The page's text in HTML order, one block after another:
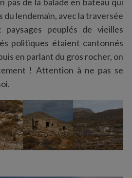
du lendemain, avec la traversée
paysages peuplés de vieilles
politiques étaient cantonnés
en parlant du gros rocher, on
! Attention à ne pas se